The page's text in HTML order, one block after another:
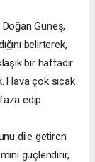
Güneş,
belirterek,
bir haftadır
Hava çok sıcak
edip
dile getiren
güçlendirir,